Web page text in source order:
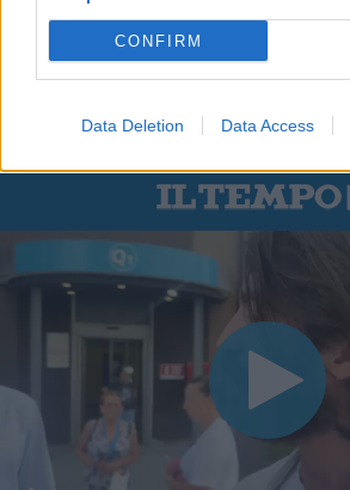
CONFIRM
Data Deletion Data Access